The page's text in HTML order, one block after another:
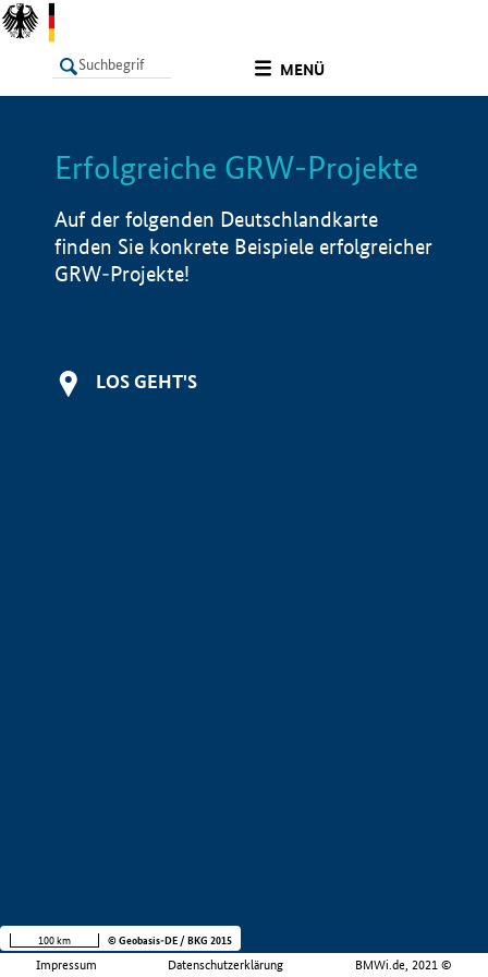
MENÜ
LISTE Info
Erfolgreiche GRW-Projekte
Auf der folgenden Deutschlandkarte
finden Sie konkrete Beispiele erfolgreicher
GRW-Projekte!
LOS GEHT'S
Impressum Datenschutzerklärung BMWi.de, 2021 ©
100 km © Geobasis-DE / BKG 2015